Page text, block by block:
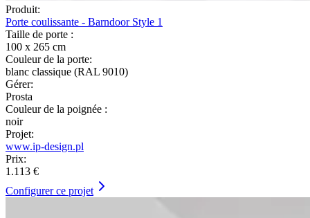
Produit:
Porte coulissante - Barndoor Style 1
Taille de porte :
100 x 265 cm
Couleur de la porte:
blanc classique (RAL 9010)
Gérer:
Prosta
Couleur de la poignée :
noir
Projet:
www.ip-design.pl
Prix:
1.113 €
Configurer ce projet